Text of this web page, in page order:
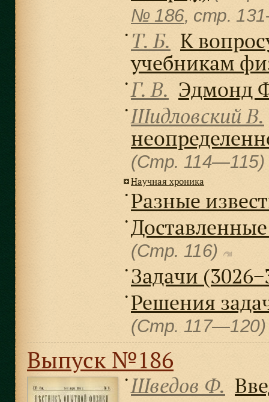
№ 186, cтр.
● Т. Б. К
учебникам
● Г. В. Эдмонд
● Шидловский В.
(Стр. 114—115)
Научная хроника
● Разные
●
(Стр. 116)
● Задачи
● Решения
(Стр.
Выпуск №186
● Шведов Ф.